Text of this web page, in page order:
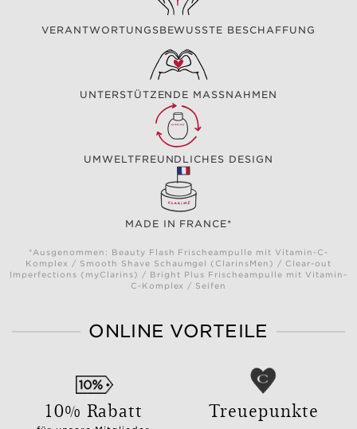
VERANTWORTUNGSBEWUSSTE BESCHAFFUNG
UNTERSTÜTZENDE MASSNAHMEN
UMWELTFREUNDLICHES DESIGN
MADE IN FRANCE*
*Ausgenommen: Beauty Flash Frischeampulle mit Vitamin-C-
Komplex / Smooth Shave Schaumgel (ClarinsMen) / Clear-out
Imperfections (myClarins) / Bright Plus Frischeampulle mit Vitamin-
C-Komplex / Seifen
ONLINE VORTEILE
10% Rabatt Treuepunkte